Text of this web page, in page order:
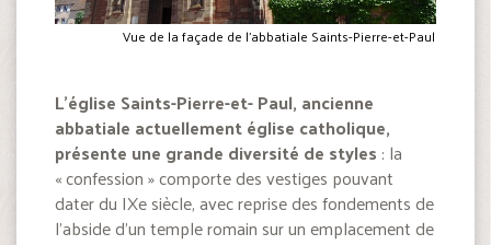
Vue de la façade de l'abbatiale Saints-Pierre-et-Paul
L’église Saints-Pierre-et- Paul, ancienne
abbatiale actuellement église catholique,
présente une grande diversité de styles : la
« confession » comporte des vestiges pouvant
dater du IXe siècle, avec reprise des fondements de
l’abside d’un temple romain sur un emplacement de